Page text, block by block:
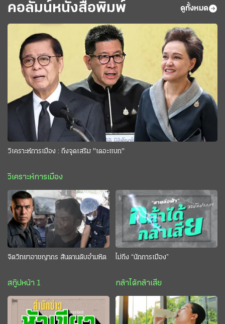
คอลัมน์หนังสือพิมพ์ ดูทั้งหมด
วิเคราะห์การเมือง : ถึงจุดเสริม "เดอะแบก"
วิเคราะห์การเมือง
จิตวิทยาอาชญากร สันดานดิบอำมหิต
สกู๊ปหน้า 1
ไม่ถึง “นักการเมือง”
กล้าได้กล้าเสีย